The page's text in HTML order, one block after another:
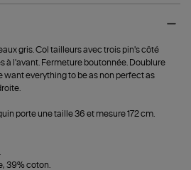
gris. Col tailleurs avec trois pin's côté
à l'avant. Fermeture boutonnée. Doublure
everything to be as non perfect as
porte une taille 36 et mesure 172 cm.
39% coton.